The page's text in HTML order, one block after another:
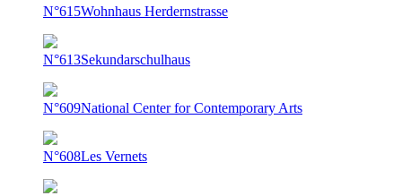
N°615Wohnhaus Herdernstrasse
N°613Sekundarschulhaus
N°609National Center for Contemporary Arts
N°608Les Vernets